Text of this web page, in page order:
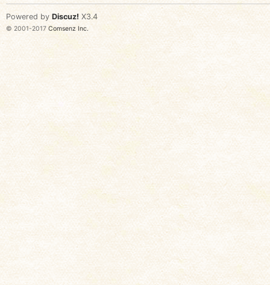
Powered by Discuz! X3.4
© 2001-2017 Comsenz Inc.